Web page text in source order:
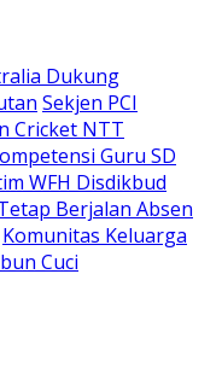
Dukung
Sekjen PCI
Cricket NTT
Guru SD
WFH Disdikbud
Berjalan Absen
Komunitas Keluarga
Cuci